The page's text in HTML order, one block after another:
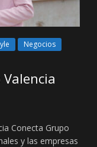
Negocios
Conecta Grupo
y las empresas